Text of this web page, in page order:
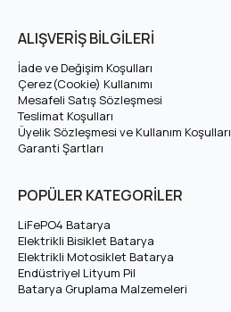
Tam Şarj Voltajı
Amper (Ah)
Hücre Dizilimi
Hücre Tipi
Çevrim Ömrü
ALIŞVERİŞ BİLGİLERİ
İade ve Değişim Koşulları
Çerez(Cookie) Kullanımı
Mesafeli Satış Sözleşmesi
Teslimat Koşulları
Üyelik Sözleşmesi ve Kullanım Koşulları
Garanti Şartları
POPÜLER KATEGORİLER
LiFePO4 Batarya
Elektrikli Bisiklet Batarya
Elektrikli Motosiklet Batarya
Endüstriyel Lityum Pil
Batarya Gruplama Malzemeleri